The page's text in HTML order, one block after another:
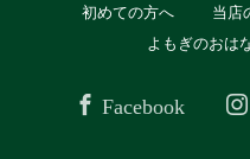
初めての方へ 当店
よもぎのおは
Facebook